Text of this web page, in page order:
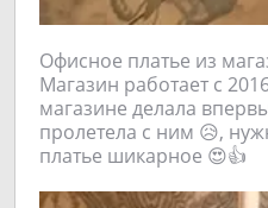
Офисное платье из
Магазин работает с
магазине делала
пролетела с ним 😥,
платье шикарное 😍👍